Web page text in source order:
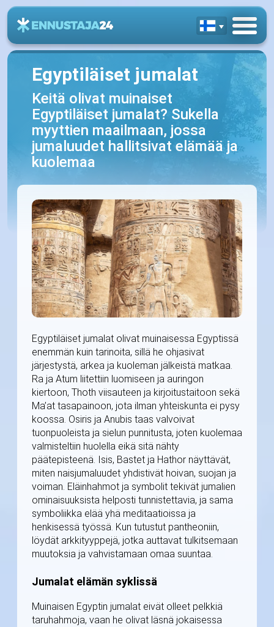
Egyptiläiset jumalat
Keitä olivat muinaiset
Egyptiläiset jumalat? Sukella
myyttien maailmaan, jossa
jumaluudet hallitsivat elämää ja
kuolemaa
Egyptiläiset jumalat olivat muinaisessa Egyptissä
enemmän kuin tarinoita, sillä he ohjasivat
järjestystä, arkea ja kuoleman jälkeistä matkaa.
Ra ja Atum liitettiin luomiseen ja auringon
kiertoon, Thoth viisauteen ja kirjoitustaitoon sekä
Ma’at tasapainoon, jota ilman yhteiskunta ei pysy
koossa. Osiris ja Anubis taas valvoivat
tuonpuoleista ja sielun punnitusta, joten kuolemaa
valmisteltiin huolella eikä sitä nähty
päätepisteenä. Isis, Bastet ja Hathor näyttävät,
miten naisjumaluudet yhdistivät hoivan, suojan ja
voiman. Eläinhahmot ja symbolit tekivät jumalien
ominaisuuksista helposti tunnistettavia, ja sama
symboliikka elää yhä meditaatioissa ja
henkisessä työssä. Kun tutustut pantheoniin,
löydät arkkityyppejä, jotka auttavat tulkitsemaan
muutoksia ja vahvistamaan omaa suuntaa.
Jumalat elämän syklissä
Muinaisen Egyptin jumalat eivät olleet pelkkiä
taruhahmoja, vaan he olivat läsnä jokaisessa